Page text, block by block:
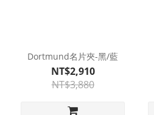
Dortmund名片夾-黑/藍
NT$2,910
NT$3,880